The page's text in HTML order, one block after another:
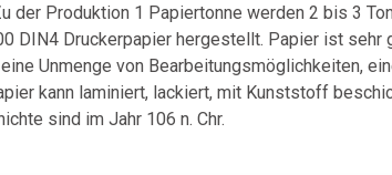
der Produktion 1 Papiertonne werden 2 bis 3
DIN4 Druckerpapier hergestellt. Papier ist sehr
Unmenge von Bearbeitungsmöglichkeiten,
kann laminiert, lackiert, mit Kunststoff
sind im Jahr 106 n. Chr.